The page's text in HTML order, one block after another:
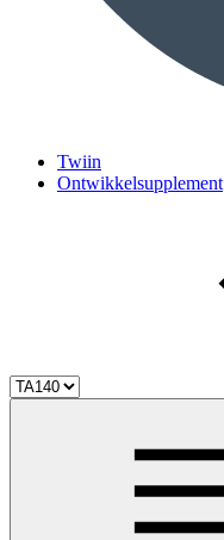
Twiin
Ontwikkelsupplement